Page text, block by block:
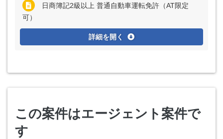
日商簿記2級以上 普通自動車運転免許（AT限定
可）
詳細を開く
この案件はエージェント案件で
す